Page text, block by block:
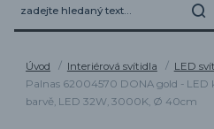
Úvod Interiérová svítidla LED
Palnas 62004570 DONA gold - LED
barvě, LED 32W, 3000K, Ø 40cm